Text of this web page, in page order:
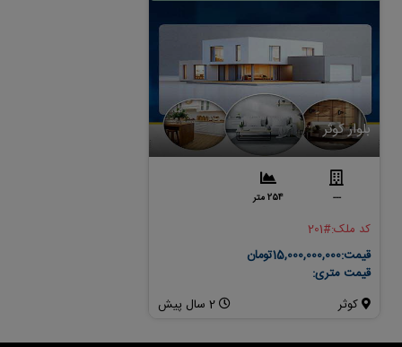
بلوار کوثر
--- 254 متر
کد ملک:#201
قیمت:15,000,000,000تومان
قیمت متری:
2 سال پیش
کوثر